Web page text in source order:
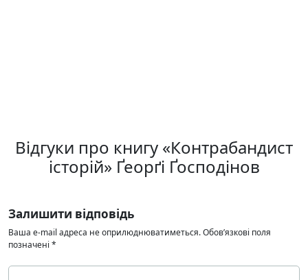
Відгуки про книгу «Контрабандист
історій» Ґеорґі Ґосподінов
Залишити відповідь
Ваша e-mail адреса не оприлюднюватиметься.Обов’язкові поля
позначені *